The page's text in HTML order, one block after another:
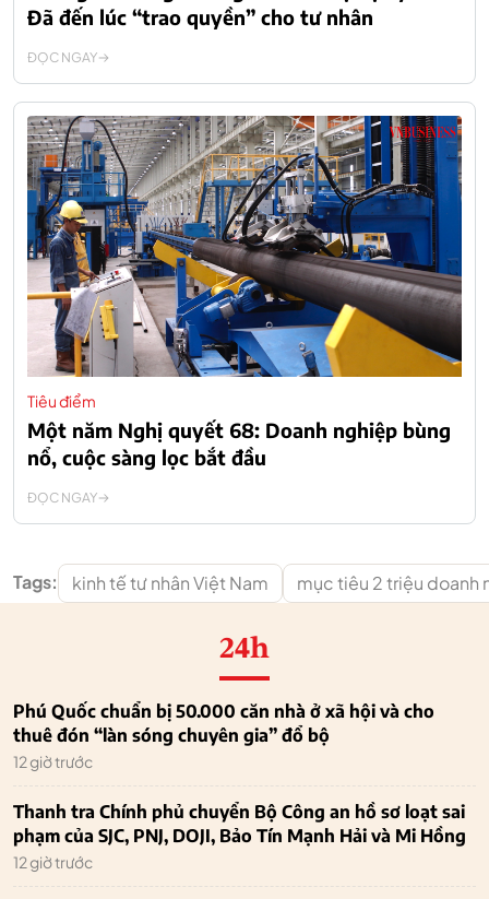
Đã đến lúc “trao quyền” cho tư nhân
ĐỌC NGAY
Tiêu điểm
Một năm Nghị quyết 68: Doanh nghiệp bùng
nổ, cuộc sàng lọc bắt đầu
ĐỌC NGAY
Tags: kinh tế tư nhân Việt Nam mục tiêu 2 triệu doanh
24h
Phú Quốc chuẩn bị 50.000 căn nhà ở xã hội và cho
thuê đón “làn sóng chuyên gia” đổ bộ
12 giờ trước
Thanh tra Chính phủ chuyển Bộ Công an hồ sơ loạt sai
phạm của SJC, PNJ, DOJI, Bảo Tín Mạnh Hải và Mi Hồng
12 giờ trước